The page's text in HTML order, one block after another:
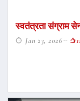
स्वतंत्रता संग्राम
Jan 23, 2026